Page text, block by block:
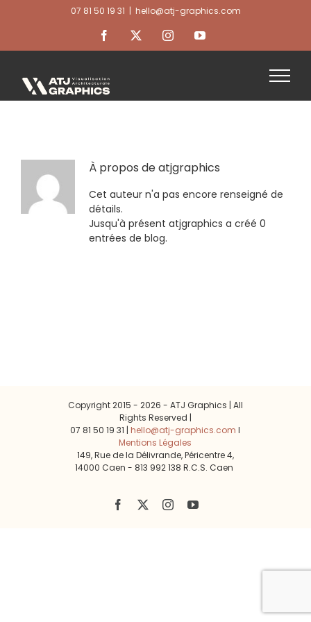
07 81 50 19 31 | hello@atj-graphics.com
Facebook InstagramYouTube
À propos deatjgraphics
Cet auteur n'a pas encore renseigné de
détails.
Jusqu'à présent atjgraphics a créé 0
entrées de blog.
Copyright 2015 - 2026 - ATJ Graphics | All
Rights Reserved |
07 81 50 19 31 |hello@atj-graphics.com l
Mentions Légales
149, Rue de la Délivrande, Péricentre 4,
14000 Caen - 813 992 138 R.C.S. Caen
Facebook
X InstagramYouTube